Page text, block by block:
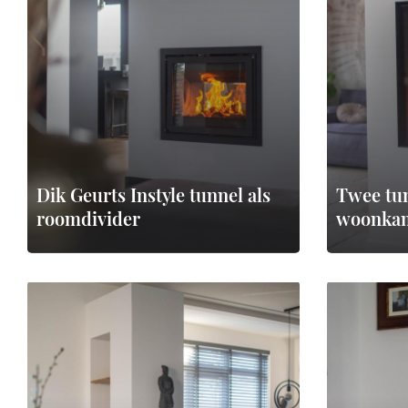
Dik Geurts Instyle tunnel als
roomdivider
Twee